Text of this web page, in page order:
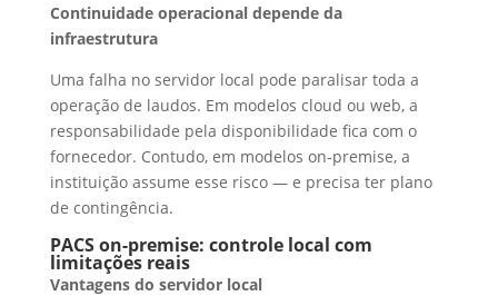
Continuidade operacional depende da
infraestrutura
Uma falha no servidor local pode paralisar toda a
operação de laudos. Em modelos cloud ou web, a
responsabilidade pela disponibilidade fica com o
fornecedor. Contudo, em modelos on-premise, a
instituição assume esse risco — e precisa ter plano
de contingência.
PACS on-premise: controle local com
limitações reais
Vantagens do servidor local